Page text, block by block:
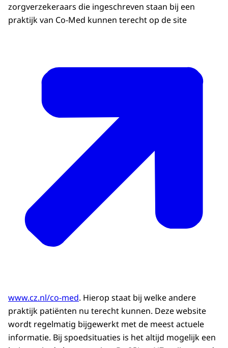
zorgverzekeraars die ingeschreven staan bij een
praktijk van Co-Med kunnen terecht op de site
www.cz.nl/co-med. Hierop staat bij welke andere
praktijk patiënten nu terecht kunnen. Deze website
wordt regelmatig bijgewerkt met de meest actuele
informatie. Bij spoedsituaties is het altijd mogelijk een